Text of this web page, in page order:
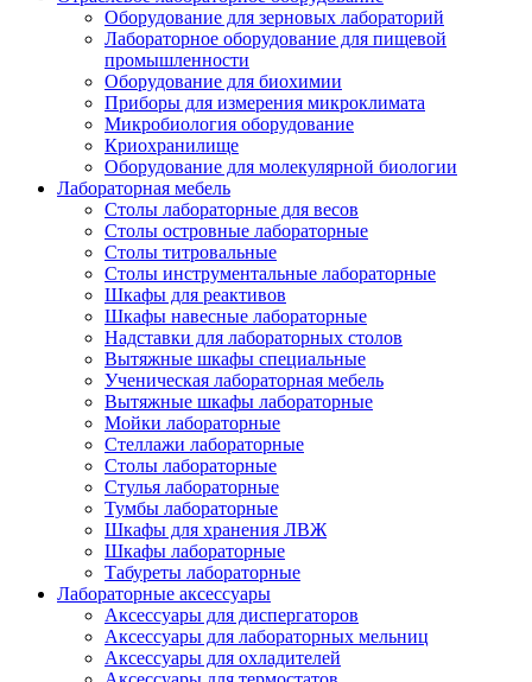
Оборудование для зерновых лабораторий
Лабораторное оборудование для пищевой
промышленности
Оборудование для биохимии
Приборы для измерения микроклимата
Микробиология оборудование
Криохранилище
Оборудование для молекулярной биологии
Лабораторная мебель
Столы лабораторные для весов
Столы островные лабораторные
Столы титровальные
Столы инструментальные лабораторные
Шкафы для реактивов
Шкафы навесные лабораторные
Надставки для лабораторных столов
Вытяжные шкафы специальные
Ученическая лабораторная мебель
Вытяжные шкафы лабораторные
Мойки лабораторные
Стеллажи лабораторные
Столы лабораторные
Стулья лабораторные
Тумбы лабораторные
Шкафы для хранения ЛВЖ
Шкафы лабораторные
Табуреты лабораторные
Лабораторные аксессуары
Аксессуары для диспергаторов
Аксессуары для лабораторных мельниц
Аксессуары для охладителей